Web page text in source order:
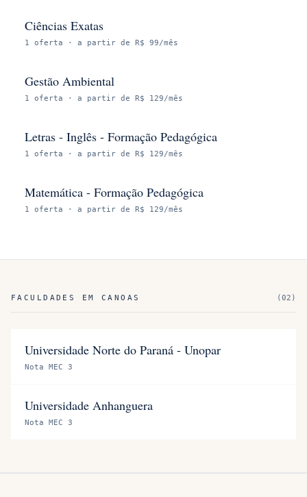
Ciências Exatas
1 oferta · a partir de R$ 99/mês
Gestão Ambiental
1 oferta · a partir de R$ 129/mês
Letras - Inglês - Formação Pedagógica
1 oferta · a partir de R$ 129/mês
Matemática - Formação Pedagógica
1 oferta · a partir de R$ 129/mês
FACULDADES EM CANOAS (02 )
Universidade Norte do Paraná - Unopar
Nota MEC 3
Universidade Anhanguera
Nota MEC 3